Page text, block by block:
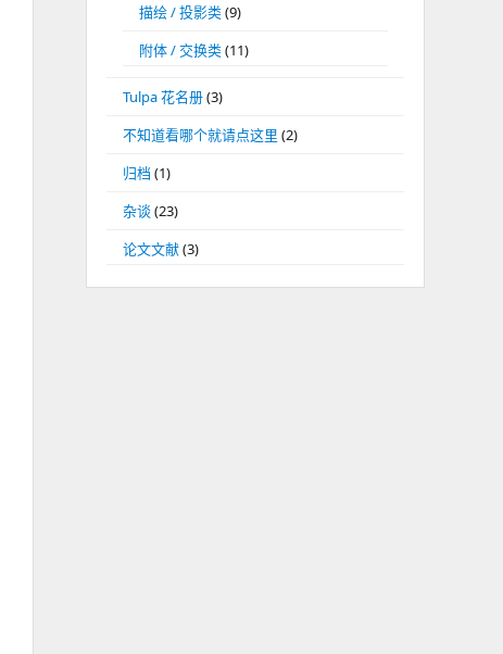
描绘 / 投影类(9)
附体 / 交换类(11)
Tulpa 花名册(3)
不知道看哪个就请点这里 (2)
归档 (1)
杂谈(23)
论文文献(3)